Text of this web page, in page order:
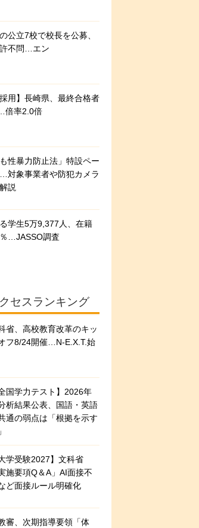
公立7校で校長を公募、
不問…エン
採用】長崎県、最終合格者
倍率2.0倍
も性暴力防止法」特設ペー
対象事業者や防犯カメラ
説
学生5万9,377人、在籍
…JASSO調査
セスランキング
省、高校教育改革のキッ
フ8/24開催…N-E.X.T.始
全国学力テスト】2026年
析結果公表、国語・英語
通の弱点は「根拠を示す
大学受験2027】文科省
実施要項Q＆A」AI面接不
ど面接ルール明確化
審、次期指導要領「体